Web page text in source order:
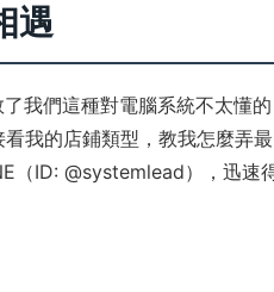
遇
我們這種對電腦系統不太懂的
我的店鋪類型，教我怎麼弄最
（ID: @systemlead），迅速